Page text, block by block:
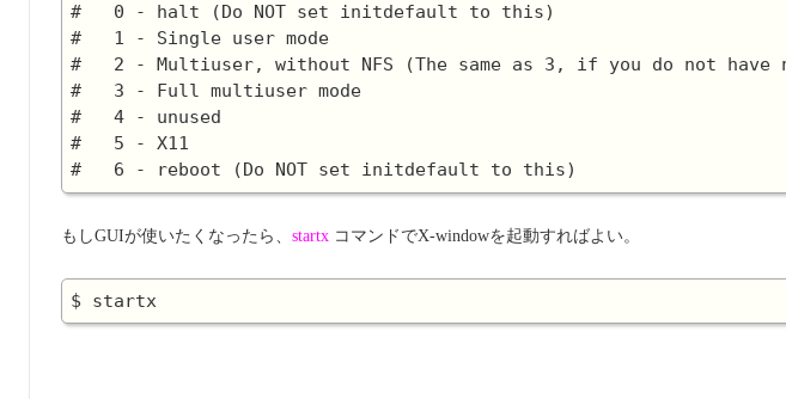
#   0 - halt (Do NOT set initdefault to this)
#   1 - Single user mode
#   2 - Multiuser, without NFS (The same as 3, if you do not have
#   3 - Full multiuser mode
#   4 - unused
#   5 - X11
もしGUIが使いたくなったら、 startx コマンドでX-windowを起動すればよい。